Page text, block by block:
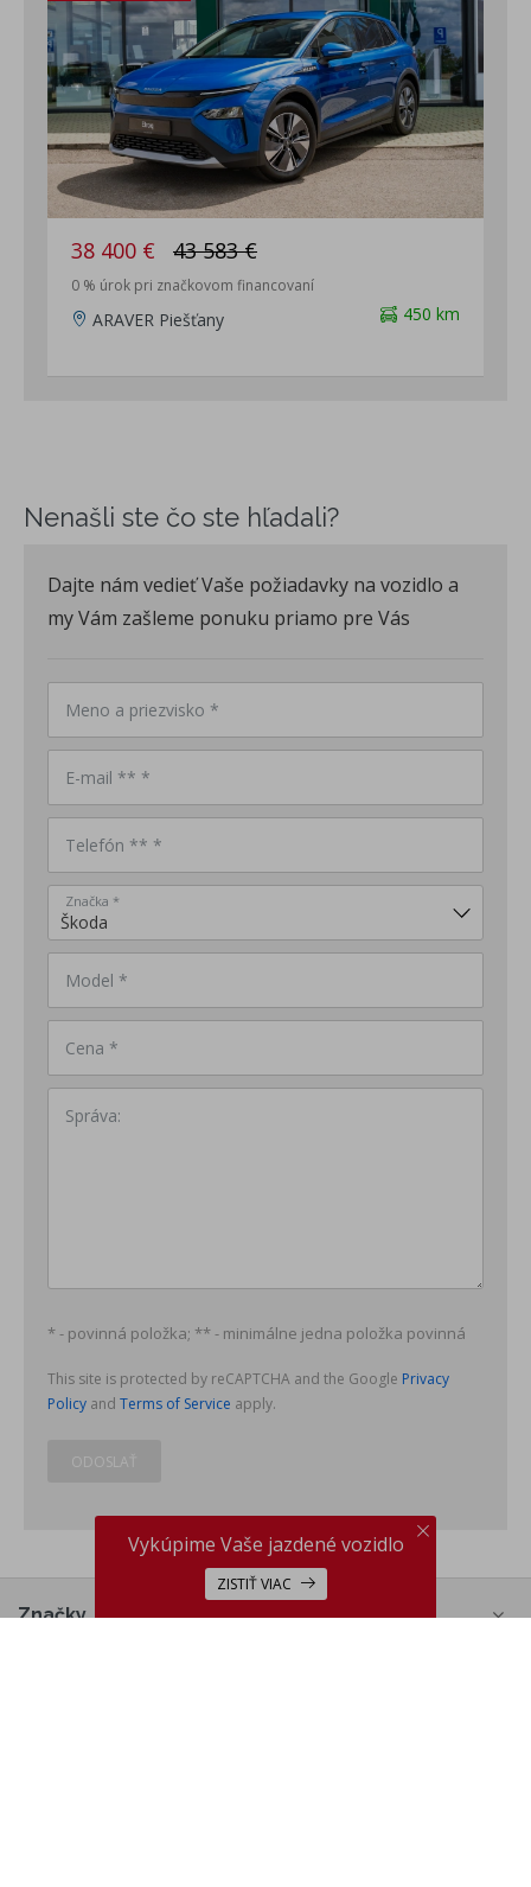
Vykúpime Vaše jazdené vozidlo
ZISTIŤ VIAC
38 400 € 43 583 €
0 % úrok pri značkovom financovaní
450 km
ARAVER Piešťany
Nenašli ste čo ste hľadali?
Dajte nám vedieť Vaše požiadavky na vozidlo a
my Vám zašleme ponuku priamo pre Vás
Meno a priezvisko *
E-mail ** *
Telefón ** *
Značka *
Model *
Cena *
Správa:
* - povinná položka; ** - minimálne jedna položka povinná
This site is protected by reCAPTCHA and the Google Privacy
Policy and Terms of Service apply.
ODOSLAŤ
Značky